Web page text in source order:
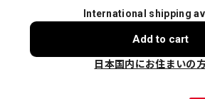
International shipping
Add to cart
日本国内にお住まいの